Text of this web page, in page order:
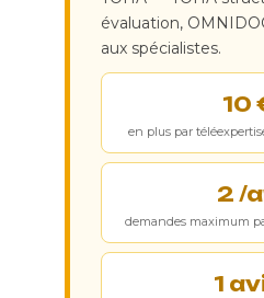
évaluation,
aux spécialistes.
10
en plus par
2 /
demandes maximum
1